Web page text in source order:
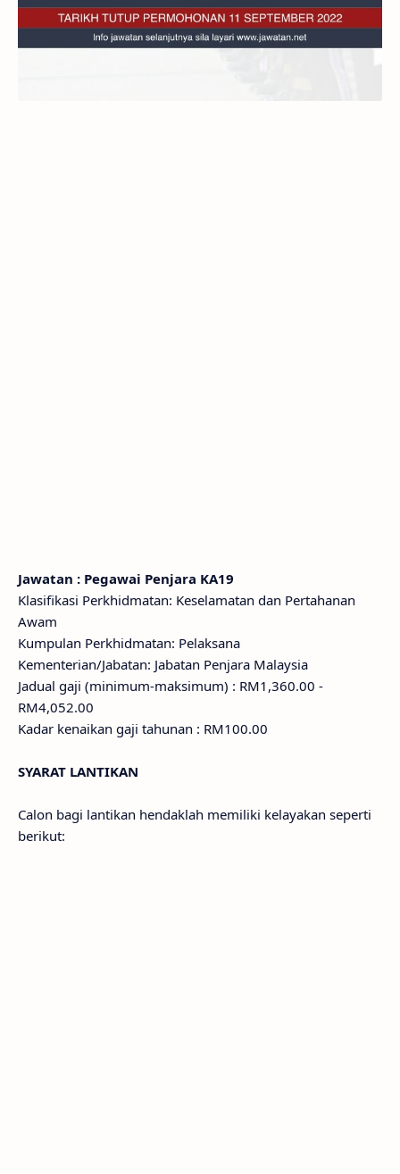
Jawatan : Pegawai Penjara KA19
Klasifikasi Perkhidmatan: Keselamatan dan Pertahanan
Awam
Kumpulan Perkhidmatan: Pelaksana
Kementerian/Jabatan: Jabatan Penjara Malaysia
Jadual gaji (minimum-maksimum) : RM1,360.00 -
RM4,052.00
Kadar kenaikan gaji tahunan : RM100.00
SYARAT LANTIKAN
Calon bagi lantikan hendaklah memiliki kelayakan seperti
berikut: